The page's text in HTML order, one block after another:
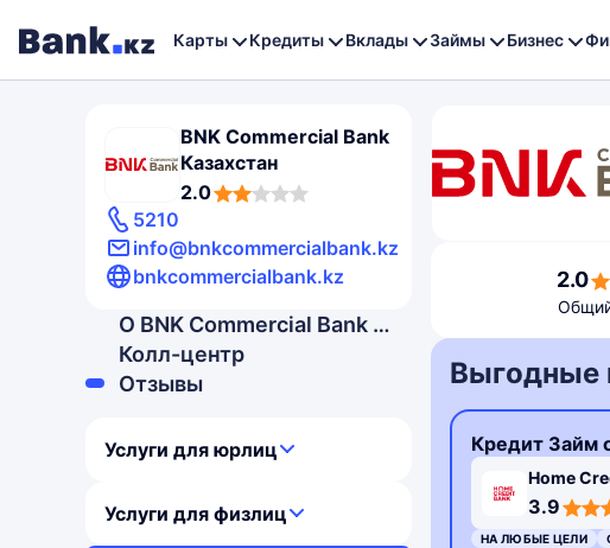
Карты Кредиты Вклады Займы Бизнес
BNK Commercial Bank
Казахстан
2.0
rating5210
info@bnkcommercialbank.kz
bnkcommercialbank.kz
О BNK Commercial Bank Казахстан
Колл-центр
Отзывы
Услуги для юрлиц
Услуги для физлиц
2.0
Выгодные
Кредит Займ
Home
3.9
rating
НА ЛЮБЫЕ ЦЕЛИ
rating